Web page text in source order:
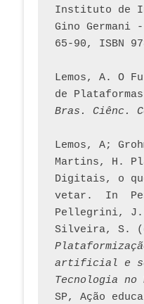
Instituto de
Gino Germani
65-90, ISBN
Lemos, A. O
de
Bras. Ciênc.
Lemos, A;
Martins, H.
Digitais, o
vetar.  In
Pellegrini, J.
artificial e
Tecnologia no
SP, Ação